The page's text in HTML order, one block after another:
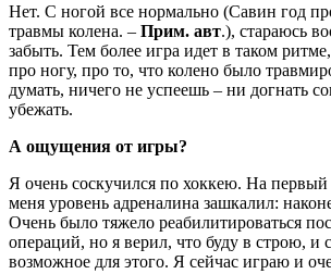
Нет. С ногой все нормально (Савин год
травмы колена. – Прим. авт.), стараюсь
забыть. Тем более игра идет в таком
про ногу, про то, что колено было
думать, ничего не успеешь – ни догнать
убежать.
А ощущения от игры?
Я очень соскучился по хоккею. На
меня уровень адреналина зашкалил:
Очень было тяжело реабилитироваться
операций, но я верил, что буду в строю, и
возможное для этого. Я сейчас играю и